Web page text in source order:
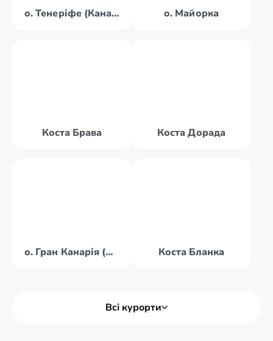
о. Тенеріфе (Канари) о. Майорка
Коста Брава Коста Дорада
о. Гран Канарія (Канари) Коста Бланка
Всі курорти